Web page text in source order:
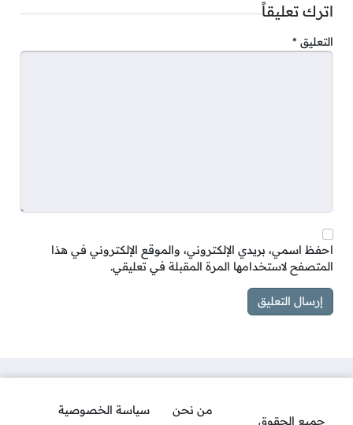
اترك تعليقاً
التعليق *
احفظ اسمي، بريدي الإلكتروني، والموقع الإلكتروني في هذا
المتصفح لاستخدامها المرة المقبلة في تعليقي.
جميع الحقوق
من نحن سياسة الخصوصية